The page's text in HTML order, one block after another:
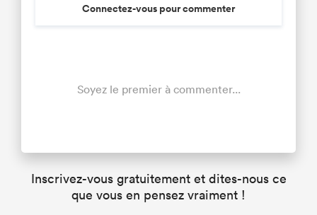
Connectez-vous pour commenter
Soyez le premier à commenter...
Inscrivez-vous gratuitement et dites-nous ce
que vous en pensez vraiment !